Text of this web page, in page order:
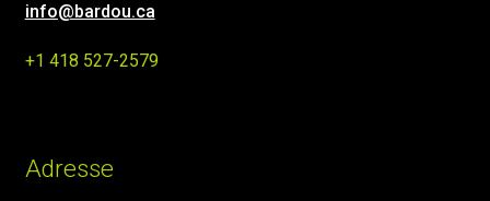
info@bardou.ca
+1 418 527-2579
Adresse